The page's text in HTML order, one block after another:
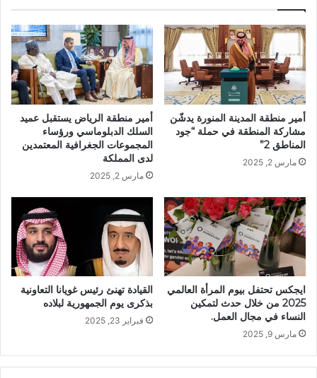
أمير منطقة المدينة المنورة يدشّن
مشاركة المنطقة في حملة “جود
المناطق 2”
مارس 2, 2025
أمير منطقة الرياض يستقبل عميد
السلك الدبلوماسي ورؤساء
المجموعات الجغرافية المعتمدين
لدى المملكة
مارس 2, 2025
ايجكس تحتفل بيوم المرأة العالمي
2025 من خلال حدث لتمكين
النساء في مجال العمل.
مارس 9, 2025
القيادة تهنئ رئيس غويانا التعاونية
بذكرى يوم الجمهورية لبلاده
فبراير 23, 2025